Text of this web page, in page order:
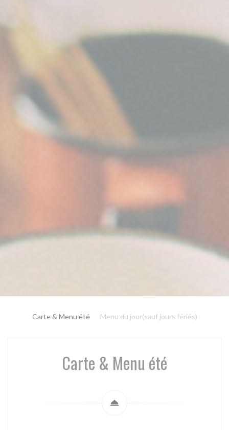
Carte & Menu été Menu du jour(sauf jours fériés)
Carte & Menu été